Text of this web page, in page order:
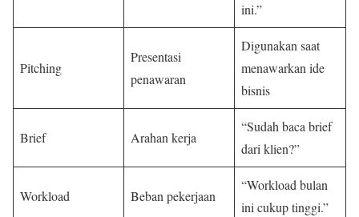
ini.”
Pitching
Presentasi
penawaran
Digunakan saat
menawarkan ide
bisnis
Brief Arahan kerja
“Sudah baca brief
dari klien?”
Workload Beban pekerjaan
“Workload bulan
ini cukup tinggi.”